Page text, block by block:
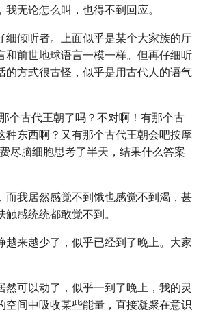
我无论怎么叫，也得不到回应。
细倾听者。上面似乎是某个大家族的厅
和前世地球语言一模一样。但再仔细听
的方式很古怪，似乎是用古代人的语气
个古代王朝了吗？不对啊！有那个古
种东西啊？又有那个古代王朝会吧按摩
尽脑细胞思考了半天，结果什么答案
而我居然感觉不到饿也感觉不到渴，甚
感统统都敢觉不到。
越来越少了，似乎已经到了晚上。大家
然可以动了，似乎一到了晚上，我的灵
空间中吸收某些能量，直接凝聚在意识